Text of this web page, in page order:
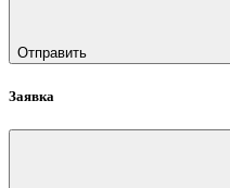
Отправить
Заявка